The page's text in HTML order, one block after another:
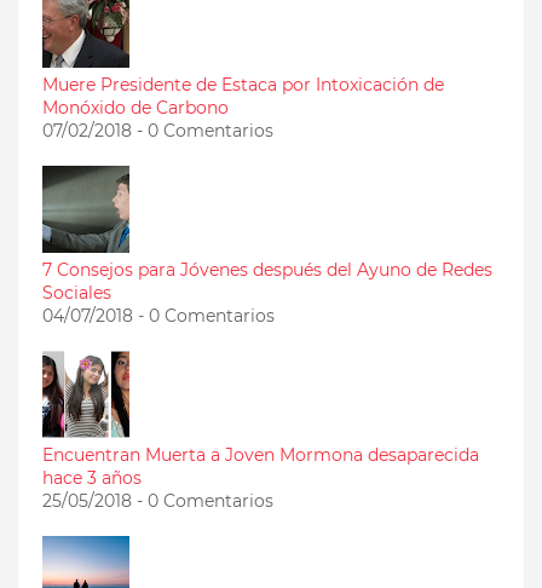
Muere Presidente de Estaca por Intoxicación de
Monóxido de Carbono
07/02/2018 - 0 Comentarios
7 Consejos para Jóvenes después del Ayuno de Redes
Sociales
04/07/2018 - 0 Comentarios
Encuentran Muerta a Joven Mormona desaparecida
hace 3 años
25/05/2018 - 0 Comentarios